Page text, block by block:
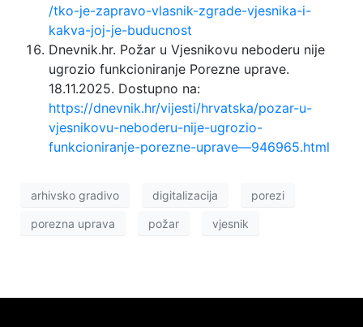
/tko-je-zapravo-vlasnik-zgrade-vjesnika-i-
kakva-joj-je-buducnost
Dnevnik.hr. Požar u Vjesnikovu neboderu nije
ugrozio funkcioniranje Porezne uprave.
18.11.2025. Dostupno na:
https://dnevnik.hr/vijesti/hrvatska/pozar-u-
vjesnikovu-neboderu-nije-ugrozio-
funkcioniranje-porezne-uprave—946965.html
arhivsko gradivo digitalizacija porezi
porezna uprava požar vjesnik